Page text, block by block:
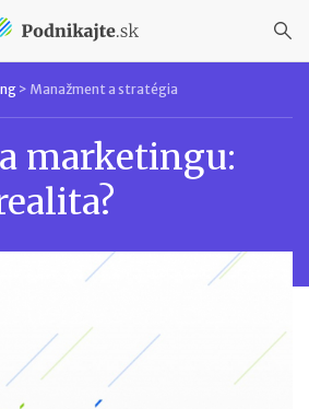
> Manažment a stratégia
marketingu: